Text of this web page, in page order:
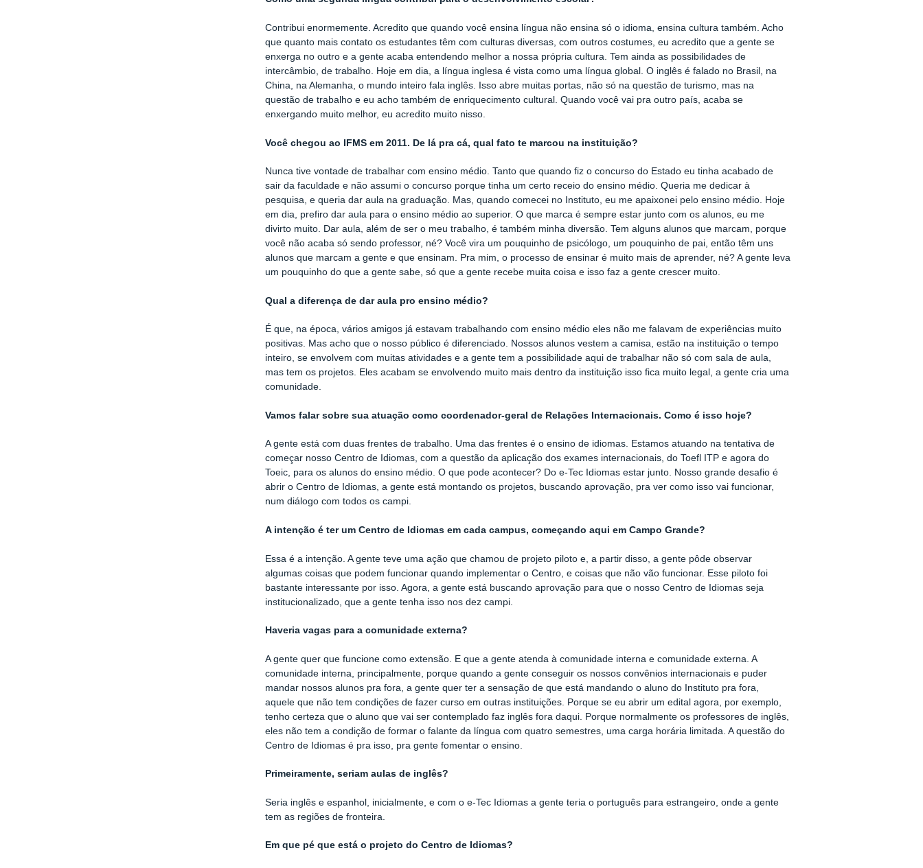
Contribui enormemente. Acredito que quando você ensina língua não ensina só o idioma, ensina cultura também. Acho
que quanto mais contato os estudantes têm com culturas diversas, com outros costumes, eu acredito que a gente se
enxerga no outro e a gente acaba entendendo melhor a nossa própria cultura. Tem ainda as possibilidades de
intercâmbio, de trabalho. Hoje em dia, a língua inglesa é vista como uma língua global. O inglês é falado no Brasil, na
China, na Alemanha, o mundo inteiro fala inglês. Isso abre muitas portas, não só na questão de turismo, mas na
questão de trabalho e eu acho também de enriquecimento cultural. Quando você vai pra outro país, acaba se
enxergando muito melhor, eu acredito muito nisso.
Você chegou ao IFMS em 2011. De lá pra cá, qual fato te marcou na instituição?
Nunca tive vontade de trabalhar com ensino médio. Tanto que quando fiz o concurso do Estado eu tinha acabado de
sair da faculdade e não assumi o concurso porque tinha um certo receio do ensino médio. Queria me dedicar à
pesquisa, e queria dar aula na graduação. Mas, quando comecei no Instituto, eu me apaixonei pelo ensino médio. Hoje
em dia, prefiro dar aula para o ensino médio ao superior. O que marca é sempre estar junto com os alunos, eu me
divirto muito. Dar aula, além de ser o meu trabalho, é também minha diversão. Tem alguns alunos que marcam, porque
você não acaba só sendo professor, né? Você vira um pouquinho de psicólogo, um pouquinho de pai, então têm uns
alunos que marcam a gente e que ensinam. Pra mim, o processo de ensinar é muito mais de aprender, né? A gente leva
um pouquinho do que a gente sabe, só que a gente recebe muita coisa e isso faz a gente crescer muito.
Qual a diferença de dar aula pro ensino médio?
É que, na época, vários amigos já estavam trabalhando com ensino médio eles não me falavam de experiências muito
positivas. Mas acho que o nosso público é diferenciado. Nossos alunos vestem a camisa, estão na instituição o tempo
inteiro, se envolvem com muitas atividades e a gente tem a possibilidade aqui de trabalhar não só com sala de aula,
mas tem os projetos. Eles acabam se envolvendo muito mais dentro da instituição isso fica muito legal, a gente cria uma
comunidade.
Vamos falar sobre sua atuação como coordenador-geral de Relações Internacionais. Como é isso hoje?
A gente está com duas frentes de trabalho. Uma das frentes é o ensino de idiomas. Estamos atuando na tentativa de
começar nosso Centro de Idiomas, com a questão da aplicação dos exames internacionais, do Toefl ITP e agora do
Toeic, para os alunos do ensino médio.O que pode acontecer? Do e-Tec Idiomas estar junto. Nosso grande desafio é
abrir o Centro de Idiomas, a gente está montando os projetos, buscando aprovação, pra ver como isso vai funcionar,
num diálogo com todos os campi.
A intenção é ter um Centro de Idiomas em cada campus, começando aqui em Campo Grande?
Essa é a intenção. A gente teve uma ação que chamou de projeto piloto e, a partir disso, a gente pôde observar
algumas coisas que podem funcionar quando implementar o Centro, e coisas que não vão funcionar. Esse piloto foi
bastante interessante por isso. Agora, a gente está buscando aprovação para que o nosso Centro de Idiomas seja
institucionalizado, que a gente tenha isso nos dez campi.
Haveria vagas para a comunidade externa?
A gente quer que funcione como extensão. E que a gente atenda à comunidade interna e comunidade externa. A
comunidade interna, principalmente, porque quando a gente conseguir os nossos convênios internacionais e puder
mandar nossos alunos pra fora, a gente quer ter a sensação de que está mandando o aluno do Instituto pra fora,
aquele que não tem condições de fazer curso em outras instituições. Porque se eu abrir um edital agora, por exemplo,
tenho certeza que o aluno que vai ser contemplado faz inglês fora daqui. Porque normalmente os professores de inglês,
eles não tem a condição de formar o falante da língua com quatro semestres, uma carga horária limitada. A questão do
Centro de Idiomas é pra isso, pra gente fomentar o ensino.
Primeiramente, seriam aulas de inglês?
Seria inglês e espanhol, inicialmente, e com o e-Tec Idiomas a gente teria o português para estrangeiro, onde a gente
tem as regiões de fronteira.
Em que pé que está o projeto do Centro de Idiomas?